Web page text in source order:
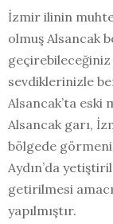
İzmir ilinin
olmuş Alsancak
sevdiklerinizle
Alsancak’ta eski
Alsancak garı,
bölgede
Aydın’da
getirilmesi
yapılmıştır.